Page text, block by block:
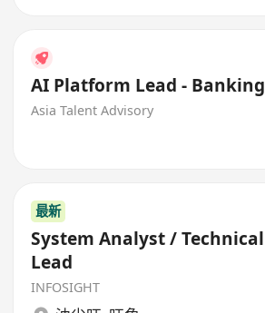
AI Platform Lead - Banking
Asia Talent Advisory
最新
System Analyst / Technical
Lead
INFOSIGHT